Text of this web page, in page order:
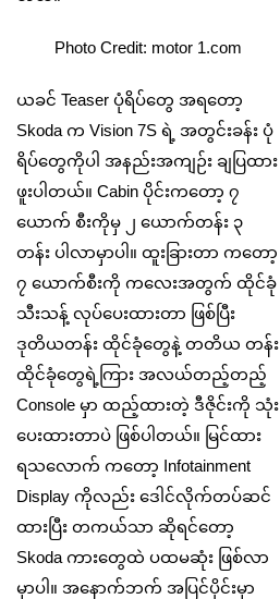
Photo Credit: motor 1.com
ယခင် Teaser ပုံရိပ်တွေ အရတော့
Skoda က Vision 7S ရဲ့ အတွင်းခန်း ပုံ
ရိပ်တွေကိုပါ အနည်းအကျဉ်း ချပြထား
ဖူးပါတယ်။ Cabin ပိုင်းကတော့ ၇
ယောက် စီးကိုမှ ၂ ယောက်တန်း ၃
တန်း ပါလာမှာပါ။ ထူးခြားတာ ကတော့
၇ ယောက်စီးကို ကလေးအတွက် ထိုင်ခုံ
သီးသန့် လုပ်ပေးထားတာ ဖြစ်ပြီး
ဒုတိယတန်း ထိုင်ခုံတွေနဲ့ တတိယ တန်း
ထိုင်ခုံတွေရဲ့ကြား အလယ်တည့်တည့်
Console မှာ ထည့်ထားတဲ့ ဒီဇိုင်းကို သုံး
ပေးထားတာပဲ ဖြစ်ပါတယ်။ မြင်ထား
ရသလောက် ကတော့ Infotainment
Display ကိုလည်း ဒေါင်လိုက်တပ်ဆင်
ထားပြီး တကယ်သာ ဆိုရင်တော့
Skoda ကားတွေထဲ ပထမဆုံး ဖြစ်လာ
မှာပါ။ အနောက်ဘက် အပြင်ပိုင်းမှာ